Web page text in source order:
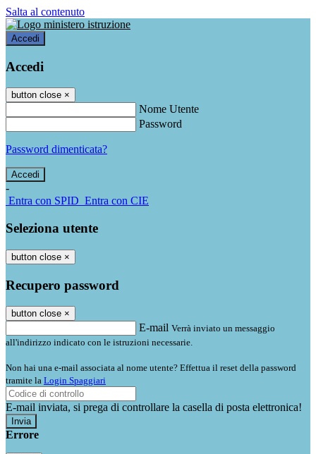
Salta al contenuto
Accedi
Accedi
button close ×
Nome Utente
Password
Password dimenticata?
-
Entra con SPID Entra con CIE
Seleziona utente
button close ×
Recupero password
button close ×
E-mail Verrà inviato un messaggio
all'indirizzo indicato con le istruzioni necessarie.
Non hai una e-mail associata al nome utente? Effettua il reset della password
tramite la Login Spaggiari
E-mail inviata, si prega di controllare la casella di posta elettronica!
Errore